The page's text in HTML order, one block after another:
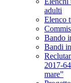
adulti
Elenco
Bando
Bandi
2017-
mare”